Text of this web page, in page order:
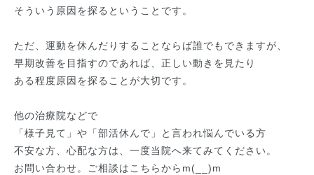
そういう原因を探るということです。
ただ、運動を休んだりすることならば誰でもできますが、
早期改善を目指すのであれば、正しい動きを見たり
ある程度原因を探ることが大切です。
他の治療院などで
「様子見て」や「部活休んで」と言われ悩んでいる方
不安な方、心配な方は、一度当院へ来てみてください。
お問い合わせ。ご相談はこちらからm(__)m